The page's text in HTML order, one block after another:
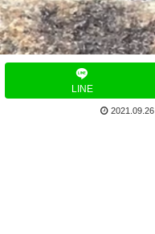
LINE
2021.09.26